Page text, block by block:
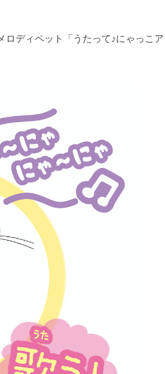
ロディペット「うたって♪にゃっこア